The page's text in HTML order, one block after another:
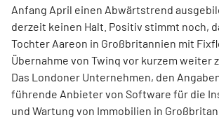
Anfang April einen Abwärtstrend
derzeit keinen Halt. Positiv stimmt noch,
Tochter Aareon in Großbritannien mit
Übernahme von Twinq vor kurzem weiter
Das Londoner Unternehmen, den
führende Anbieter von Software für die
und Wartung von Immobilien in